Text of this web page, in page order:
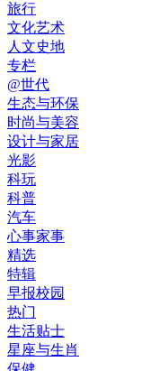
旅行
文化艺术
人文史地
专栏
@世代
生态与环保
时尚与美容
设计与家居
光影
科玩
科普
汽车
心事家事
精选
特辑
早报校园
热门
生活贴士
星座与生肖